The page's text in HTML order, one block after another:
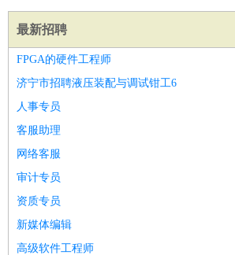
最新招聘
FPGA的硬件工程师
济宁市招聘液压装配与调试钳工6
人事专员
客服助理
网络客服
审计专员
资质专员
新媒体编辑
高级软件工程师